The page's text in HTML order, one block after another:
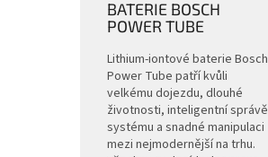
BATERIE BOSCH
POWER TUBE
Lithium-iontové baterie Bosch
Power Tube patří kvůli
velkému dojezdu, dlouhé
životnosti, inteligentní správě
systému a snadné manipulaci
mezi nejmodernější na trhu.